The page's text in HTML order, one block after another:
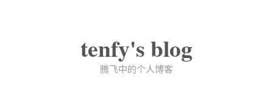
tenfy's blog
腾飞中的个人博客